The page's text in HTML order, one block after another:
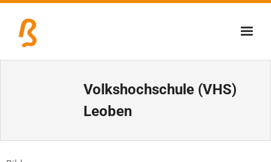
Volkshochschule (VHS)
Leoben